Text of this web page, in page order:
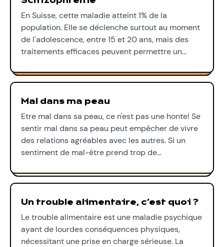
En Suisse, cette maladie atteint 1% de la
population. Elle se déclenche surtout au moment
de l'adolescence, entre 15 et 20 ans, mais des
traitements efficaces peuvent permettre un…
Mal dans ma peau
Etre mal dans sa peau, ce n'est pas une honte! Se
sentir mal dans sa peau peut empêcher de vivre
des relations agréables avec les autres. Si un
sentiment de mal-être prend trop de…
Un trouble alimentaire, c’est quoi ?
Le trouble alimentaire est une maladie psychique
ayant de lourdes conséquences physiques,
nécessitant une prise en charge sérieuse. La